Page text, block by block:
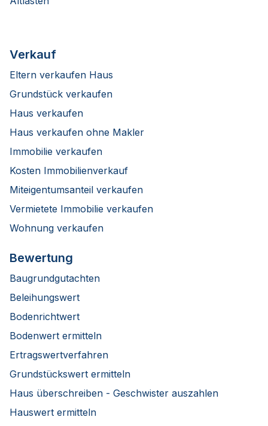
Verkauf
Eltern verkaufen Haus
Grundstück verkaufen
Haus verkaufen
Haus verkaufen ohne Makler
Immobilie verkaufen
Kosten Immobilienverkauf
Miteigentumsanteil verkaufen
Vermietete Immobilie verkaufen
Wohnung verkaufen
Bewertung
Baugrundgutachten
Beleihungswert
Bodenrichtwert
Bodenwert ermitteln
Ertragswertverfahren
Grundstückswert ermitteln
Haus überschreiben - Geschwister auszahlen
Hauswert ermitteln